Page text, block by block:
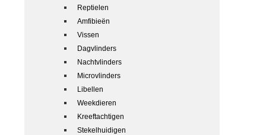
Reptielen
Amfibieën
Vissen
Dagvlinders
Nachtvlinders
Microvlinders
Libellen
Weekdieren
Kreeftachtigen
Stekelhuidigen